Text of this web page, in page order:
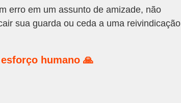
erro em um assunto de amizade, não
sua guarda ou ceda a uma reivindicação
humano 🙏